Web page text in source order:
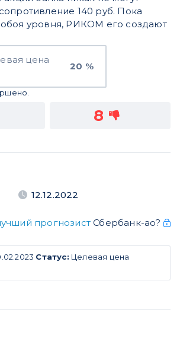
140 руб. Пока
уровня, РИКОМ его создают
цена
20 %
8
12.12.2022
прогнозистСбербанк-ао?
Статус: Целевая цена